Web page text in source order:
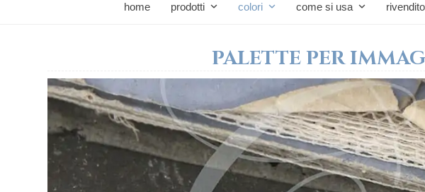
home prodotti colori come si usa
PALETTE PER